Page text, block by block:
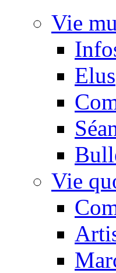
Vie
Elus
Vie